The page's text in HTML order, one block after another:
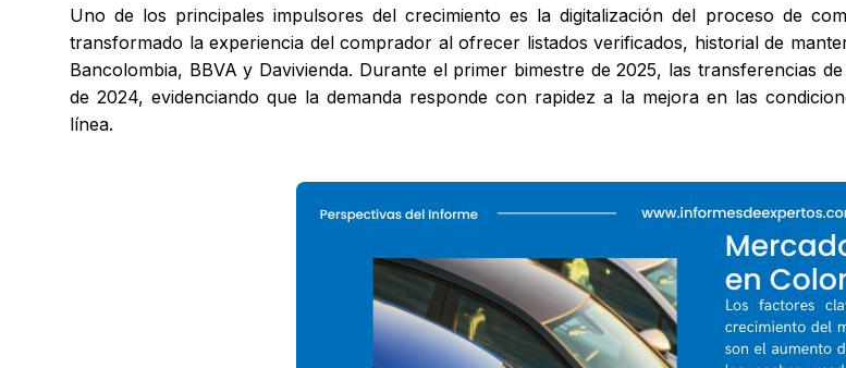
Uno de los principales impulsores del crecimiento es la digitalización del proceso de
transformado la experiencia del comprador al ofrecer listados verificados, historial de
Bancolombia, BBVA y Davivienda. Durante el primer bimestre de 2025, las transferencias
de 2024, evidenciando que la demanda responde con rapidez a la mejora en las
línea.